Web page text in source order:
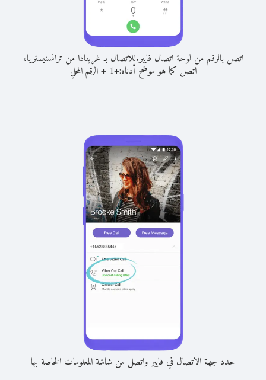
اتصل بالرقم من لوحة اتصال فايبر.للاتصال بـ غرينادا من ترانسنيستريا،
اتصل كما هو موضح أدناه:+
1
+الرقم المحلي
حدد جهة الاتصال في فايبر واتصل من شاشة المعلومات الخاصة بها